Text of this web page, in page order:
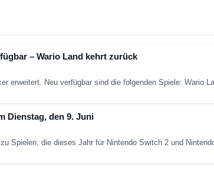
– Wario Land kehrt zurück
erweitert. Neu verfügbar sind die folgenden Spiele: Wario
Dienstag, den 9. Juni
Spielen, die dieses Jahr für Nintendo Switch 2 und